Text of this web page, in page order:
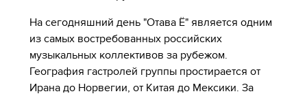
На сегодняшний день "Отава Ё" является одним
из самых востребованных российских
музыкальных коллективов за рубежом.
География гастролей группы простирается от
Ирана до Норвегии, от Китая до Мексики. За